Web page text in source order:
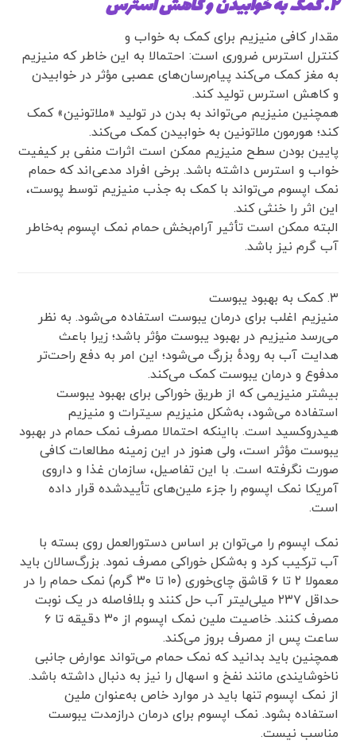
۲. کمک به خوابیدن و کاهش استرس
مقدار کافی منیزیم برای کمک به خواب و
کنترل استرس ضروری است: احتمالا به‌ این‌ خاطر که منیزیم
به مغز کمک می‌کند پیام‌رسان‌های عصبی مؤثر در خوابیدن
و کاهش استرس تولید کند.
همچنین منیزیم می‌تواند به بدن در تولید «ملاتونین» کمک
کند؛ هورمون ملاتونین به خوابیدن کمک می‌کند.
پایین‌ بودن سطح منیزیم ممکن است اثرات منفی بر کیفیت
خواب و استرس داشته باشد. برخی افراد مدعی‌اند که حمام
نمک اپسوم می‌تواند با کمک به جذب منیزیم توسط پوست،
این اثر را خنثی کند.
البته ممکن است تأثیر آرام‌بخش حمام نمک اپسوم به‌خاطر
آب گرم نیز باشد.
۳. کمک به بهبود یبوست
منیزیم اغلب برای درمان یبوست استفاده می‌شود. به‌ نظر
می‌رسد منیزیم در بهبود یبوست مؤثر باشد؛ زیرا باعث
هدایت آب به رودهٔ بزرگ می‌شود؛ این امر به دفع راحت‌تر
مدفوع و درمان یبوست کمک می‌کند.
بیشتر منیزیمی که از طریق خوراکی برای بهبود یبوست
استفاده می‌شود، به‌شکل منیزیم سیترات و منیزیم
هیدروکسید است. بااینکه احتمالا مصرف نمک حمام در بهبود
یبوست مؤثر است، ولی هنوز در این زمینه مطالعات کافی
صورت نگرفته است. با این تفاصیل، سازمان غذا و داروی
آمریکا نمک اپسوم را جزء ملین‌های تأییدشده قرار داده
است.
نمک اپسوم را می‌توان بر اساس دستورالعمل روی بسته با
آب ترکیب کرد و به‌شکل خوراکی مصرف نمود. بزرگ‌سالان باید
معمولا ۲ تا ۶ قاشق چای‌خوری (۱۰ تا ۳۰ گرم) نمک حمام را در
حداقل ۲۳۷ میلی‌لیتر آب حل کنند و بلافاصله در یک نوبت
مصرف کنند. خاصیت ملین نمک اپسوم از ۳۰ دقیقه تا ۶
ساعت پس از مصرف بروز می‌کند.
همچنین باید بدانید که نمک حمام می‌تواند عوارض جانبی
ناخوشایندی مانند نفخ و اسهال را نیز به‌ دنبال داشته باشد.
از نمک اپسوم تنها باید در موارد خاص به‌عنوان ملین
استفاده بشود. نمک اپسوم برای درمان درازمدت یبوست
مناسب نیست.